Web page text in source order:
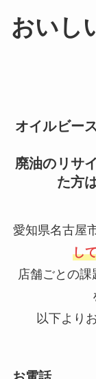
おいし
オイルビー
廃油のリサ
た方
愛知県名古屋
し
店舗ごとの
以下より